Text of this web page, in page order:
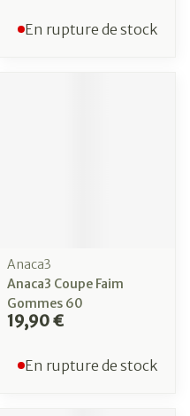
En rupture de stock
Anaca3
Anaca3 Coupe Faim
Gommes 60
19,90 €
En rupture de stock